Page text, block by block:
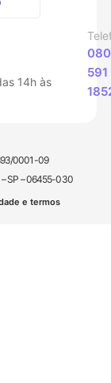
14h às
591
0001-09
– SP – 06455-030
e termos